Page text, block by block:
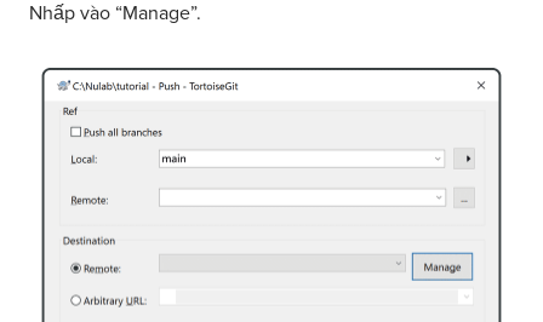
Nhấp vào “Manage”.